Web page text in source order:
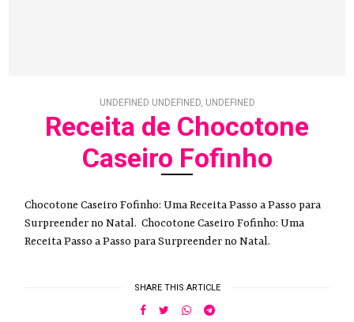
UNDEFINED UNDEFINED, UNDEFINED
Receita de Chocotone
Caseiro Fofinho
Chocotone Caseiro Fofinho: Uma Receita Passo a Passo para
Surpreender no Natal. Chocotone Caseiro Fofinho: Uma
Receita Passo a Passo para Surpreender no Natal.
SHARE THIS ARTICLE